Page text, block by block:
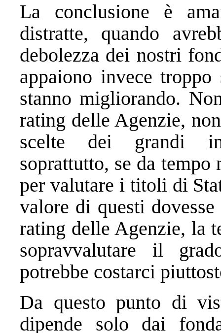
La conclusione è
distratte, quando
debolezza dei nostri
appaiono invece
stanno migliorando.
rating delle Agenzie,
scelte dei grandi
soprattutto, se da
per valutare i titoli di
valore di questi
rating delle Agenzie, la
sopravvalutare il
potrebbe costarci
Da questo punto di
dipende solo dai